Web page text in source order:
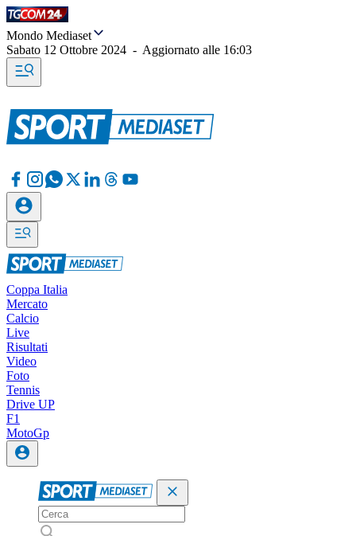
Mondo Mediaset
Sabato 12 Ottobre 2024 - Aggiornato alle 16:03
Coppa Italia
Mercato
Calcio
Live
Risultati
Video
Foto
Tennis
Drive UP
F1
MotoGp